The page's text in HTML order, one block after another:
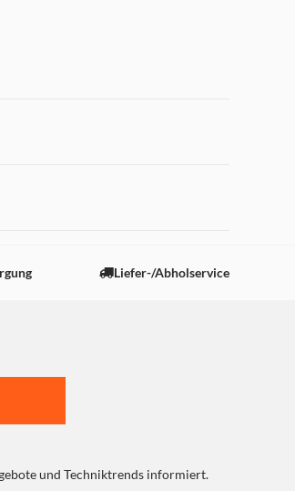
Liefer-/Abholservice
und Techniktrends informiert.